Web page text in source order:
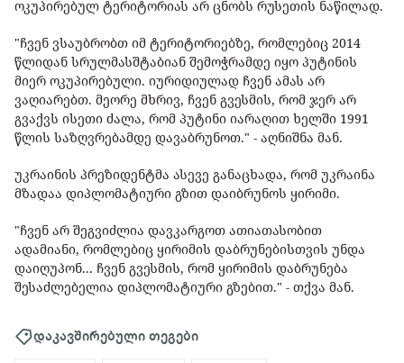
ოკუპირებულ ტერიტორიას არ ცნობს რუსეთის ნაწილად.
"ჩვენ ვსაუბრობთ იმ ტერიტორიებზე, რომლებიც 2014
წლიდან სრულმასშტაბიან შემოჭრამდე იყო პუტინის
მიერ ოკუპირებული. იურიდიულად ჩვენ ამას არ
ვაღიარებთ. მეორე მხრივ, ჩვენ გვესმის, რომ ჯერ არ
გვაქვს ისეთი ძალა, რომ პუტინი იარაღით ხელში 1991
წლის საზღვრებამდე დავაბრუნოთ." - აღნიშნა მან.
უკრაინის პრეზიდენტმა ასევე განაცხადა, რომ უკრაინა
მზადაა დიპლომატიური გზით დაიბრუნოს ყირიმი.
"ჩვენ არ შეგვიძლია დავკარგოთ ათიათასობით
ადამიანი, რომლებიც ყირიმის დაბრუნებისთვის უნდა
დაიღუპონ... ჩვენ გვესმის, რომ ყირიმის დაბრუნება
შესაძლებელია დიპლომატიური გზებით." - თქვა მან.
დაკავშირებული თეგები